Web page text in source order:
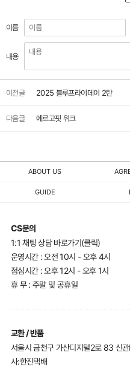
이름
내용
이전글 2025 블루프라이데이 2탄
다음글 에르고핏 위크
ABOUT US
GUIDE
CS문의
1:1 채팅 상담 바로가기(클릭)
운영시간 : 오전 10시 - 오후 4시
점심시간 : 오후 12시 - 오후 1시
휴 무 : 주말 및 공휴일
교환 / 반품
서울시 금천구 가산디지털2로 83 신
사:한진택배